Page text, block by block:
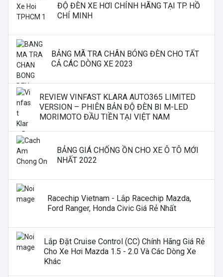
ĐỘ ĐÈN XE HƠI CHÍNH HÃNG TẠI TP. HỒ
CHÍ MINH
BẢNG MÃ TRA CHÂN BÓNG ĐÈN CHO TẤT
CẢ CÁC DÒNG XE 2023
REVIEW VINFAST KLARA AUTO365 LIMITED
VERSION – PHIÊN BẢN ĐỘ ĐÈN BI M-LED
MORIMOTO ĐẦU TIỀN TẠI VIỆT NAM
BẢNG GIÁ CHỐNG ỒN CHO XE Ô TÔ MỚI
NHẤT 2022
Racechip Vietnam - Lắp Racechip Mazda,
Ford Ranger, Honda Civic Giá Rẻ Nhất
Lắp Đặt Cruise Control (CC) Chính Hãng Giá Rẻ
Cho Xe Hơi Mazda 1.5 - 2.0 Và Các Dòng Xe
Khác